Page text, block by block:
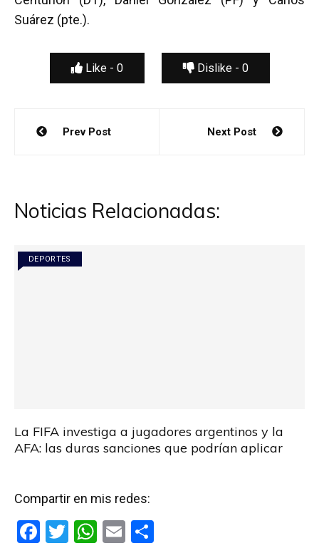
Suárez (pte.).
Like - 0 Dislike - 0
Navegación
Prev Post Next Post
Noticias Relacionadas:
DEPORTES
La FIFA investiga a jugadores argentinos y la
AFA: las duras sanciones que podrían aplicar
Compartir en mis redes:
F
T
W E